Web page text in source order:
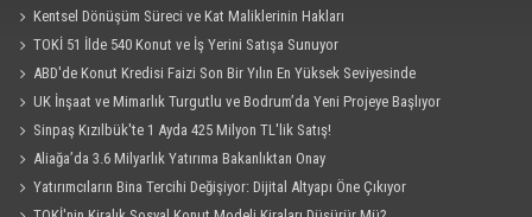
Kentsel Dönüşüm Süreci ve Kat Maliklerinin Hakları
TOKİ 51 İlde 540 Konut ve İş Yerini Satışa Sunuyor
ABD'de Konut Kredisi Faizi Son Bir Yılın En Yüksek Seviyesinde
UK İnşaat ve Mimarlık Turgutlu ve Bodrum’da Yeni Projeye Başlıyor
Sinpaş Kızılbük'te 1 Ayda 425 Milyon TL'lik Satış!
Aliağa’da 3.6 Milyarlık Yatırıma Bakanlıktan Onay
Yatırımcıların Bina Tercihi Değişiyor: Dijital Altyapı Öne Çıkıyor